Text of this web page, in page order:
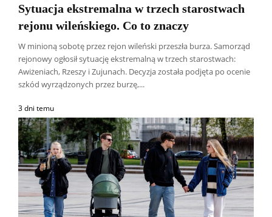
Sytuacja ekstremalna w trzech starostwach
rejonu wileńskiego. Co to znaczy
W minioną sobotę przez rejon wileński przeszła burza. Samorząd
rejonowy ogłosił sytuację ekstremalną w trzech starostwach:
Awiżeniach, Rzeszy i Zujunach. Decyzja została podjęta po ocenie
szkód wyrządzonych przez burzę,...
3 dni temu